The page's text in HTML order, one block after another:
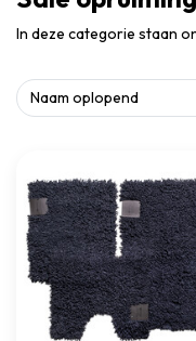
In deze categorie staan